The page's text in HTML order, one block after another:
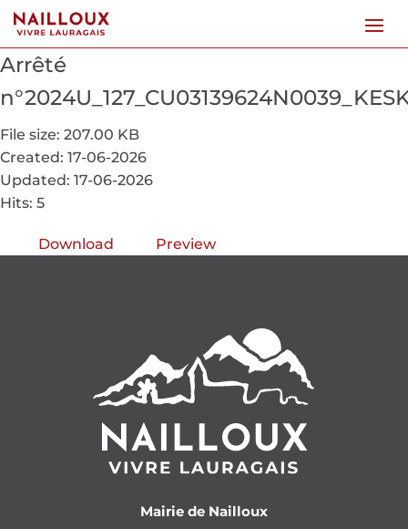
Arrêté
File size: 207.00 KB
Created: 17-06-2026
Updated: 17-06-2026
Hits: 5
Download Preview
Mairie de Nailloux